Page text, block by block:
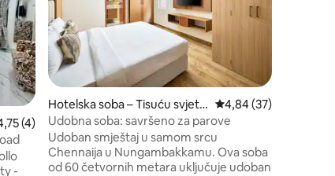
ocjena: 4,75/5, recenzija: 4
(4)
Hotelska soba – Tisuću svjetal
a
Prosječna ocjena:
4,84 (37)
Udobna soba: savršeno za parove
Udoban smještaj u samom srcu
Chennaija u Nungambakkamu. Ova soba
od 60 četvornih metara uključuje udoban